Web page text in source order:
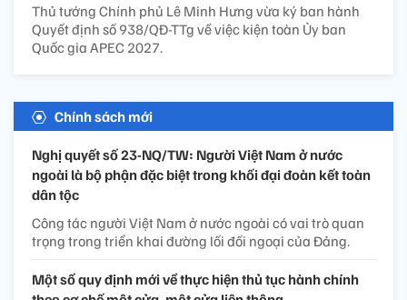
Thủ tướng Chính phủ Lê Minh Hưng vừa ký ban hành
Quyết định số 938/QĐ-TTg về việc kiện toàn Ủy ban
Quốc gia APEC 2027.
Chính sách mới
Nghị quyết số 23-NQ/TW: Người Việt Nam ở nước
ngoài là bộ phận đặc biệt trong khối đại đoàn kết toàn
dân tộc
Công tác người Việt Nam ở nước ngoài có vai trò quan
trọng trong triển khai đường lối đối ngoại của Đảng.
Một số quy định mới về thực hiện thủ tục hành chính